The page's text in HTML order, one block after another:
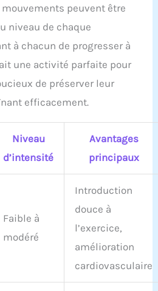
peuvent être
niveau de chaque
à chacun de progresser à
une activité parfaite pour
de préserver leur
efficacement.
Niveau
d’intensité
Avantages
principaux
Faible à
modéré
Introduction
douce à
l’exercice,
amélioration
cardiovasculaire